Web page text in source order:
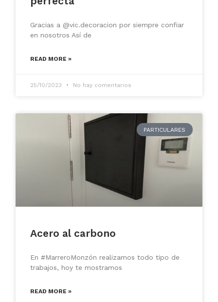
Gracias a @vic.decoracion por siempre confiar
en nosotros Así de
READ MORE »
25/10/2023 No hay comentarios
PARTICULARES
Acero al carbono
En #MarreroMonzón realizamos todo tipo de
trabajos, hoy te mostramos
READ MORE »